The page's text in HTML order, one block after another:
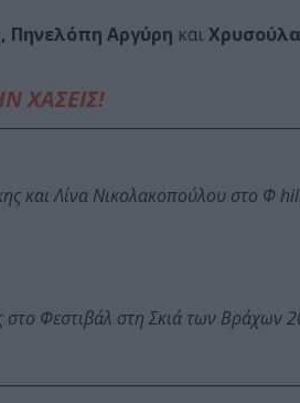
Πηνελόπη Αργύρη και
ΧΑΣΕΙΣ!
και Λίνα Νικολακοπούλου στο Φ
Φεστιβάλ στη Σκιά των Βράχων